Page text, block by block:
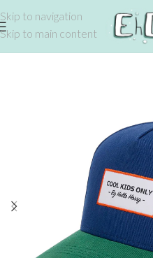
Skip to navigation
Skip to main content